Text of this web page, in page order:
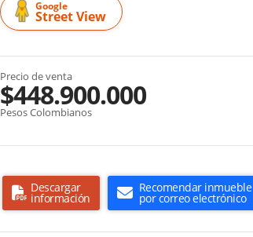
Google
Street View
Precio de venta
$448.900.000
Pesos Colombianos
Descargar
información
Recomendar inmueble
por correo electrónico